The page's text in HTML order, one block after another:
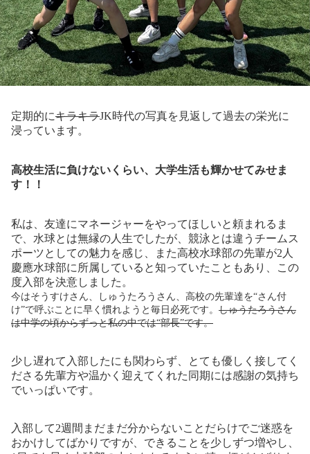
定期的にキラキラJK時代の写真を見返して過去の栄光に
浸っています。
高校生活に負けないくらい、大学生活も輝かせてみせま
す！！
私は、友達にマネージャーをやってほしいと頼まれるま
で、水球とは無縁の人生でしたが、競泳とは違うチームス
ポーツとしての魅力を感じ、また高校水球部の先輩が2人
慶應水球部に所属していると知っていたこともあり、この
度入部を決意しました。
今はそうすけさん、しゅうたろうさん、高校の先輩達を“さん付
け”で呼ぶことに早く慣れようと毎日必死です。 しゅうたろうさん
は中学の頃からずっと私の中では“部長”です。
少し遅れて入部したにも関わらず、とても優しく接してく
ださる先輩方や温かく迎えてくれた同期には感謝の気持ち
でいっぱいです。
入部して2週間まだまだ分からないことだらけでご迷惑を
おかけしてばかりですが、できることを少しずつ増やし、